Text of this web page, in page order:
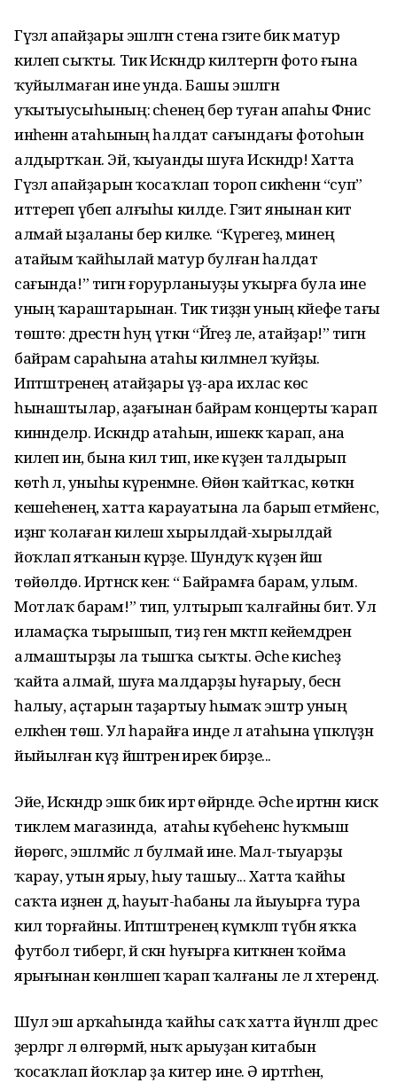
Гүзәл апайҙары эшләгән стена гәзите бик матур
килеп сыҡты. Тик Искәндәр килтергән фото ғына
ҡуйылмаған ине унда. Башы эшләгән
уҡытыусыһының: әсәһенең бер туған апаһы Фәнисә
инәһенән атаһының һалдат сағындағы фотоһын
алдыртҡан. Эй, ҡыуанды шуға Искәндәр! Хатта
Гүзәл апайҙарын ҡосаҡлап тороп сикәһенән “суп”
иттереп үбеп алғыһы килде. Гәзит янынан китә
алмай ыҙаланы бер килке. “Күрегеҙ, минең
атайым ҡайһылай матур булған һалдат
сағында!” тигән ғорурланыуҙы уҡырға була ине
уның ҡараштарынан. Тик тиҙҙән уның кәйефе тағы
төштө: дәрестән һуң үткән “Йәгеҙ әле, атайҙар!” тигән
байрам сараһына атаһы килмәнелә ҡуйҙы.
Иптәштәренең атайҙары үҙ-ара ихлас көс
һынаштылар, аҙағынан байрам концерты ҡарап
кинәнделәр. Искәндәр атаһын, ишеккә ҡарап, ана
килеп инә, бына килә тип, ике күҙен талдырып
көтһә лә, уныһы күренмәне. Өйөнә ҡайтҡас, көткән
кешеһенең, хатта карауатына ла барып етмәйенсә,
иҙәнгә ҡолаған килеш хырылдай-хырылдай
йоҡлап ятҡанын күрҙе. Шундуҡ күҙенә йәш
төйөлдө. Иртәнсәк кенә: “ Байрамға барам, улым.
Мотлаҡ барам!” тип, ултырып ҡалғайны бит. Ул
иламаҫҡа тырышып, тиҙ генә мәктәп кейемдәрен
алмаштырҙы ла тышҡа сыҡты. Әсәһе кисһеҙ
ҡайта алмай, шуға малдарҙы һуғарыу, бесән
һалыу, аҫтарын таҙартыу һымаҡ эштәр уның
елкәһенә төшә. Ул һарайға инде лә атаһына үпкәләүҙән
йыйылған күҙ йәштәренә ирек бирҙе...
Эйе, Искәндәр эшкә бик иртә өйрәнде. Әсәһе иртәнән кискә
тиклем магазинда, ә атаһы күбеһенсә һуҡмыш
йөрөгәс, эшләмәйсә лә булмай ине. Мал-тыуарҙы
ҡарау, утын ярыу, һыу ташыу... Хатта ҡайһы
саҡта иҙәнен дә, һауыт-һабаны ла йыуырға тура
килә торғайны. Иптәштәренең күмәкләп түбән яҡҡа
футбол тибергә, йә сәкән һуғырға киткәнен ҡойма
ярығынан көнләшеп ҡарап ҡалғаны әле лә хәтерендә.
Шул эш арҡаһында ҡайһы саҡ хатта йүнләп дәрес
әҙерләргә лә өлгөрмәй, ныҡ арыуҙан китабын
ҡосаҡлап йоҡлар ҙа китер ине. Ә иртәгәһенә,